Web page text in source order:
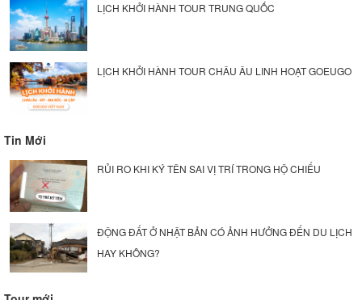
LỊCH KHỞI HÀNH TOUR TRUNG QUỐC
LỊCH KHỞI HÀNH TOUR CHÂU ÂU LINH HOẠT GOEUGO
Tin Mới
RỦI RO KHI KÝ TÊN SAI VỊ TRÍ TRONG HỘ CHIẾU
ĐỘNG ĐẤT Ở NHẬT BẢN CÓ ẢNH HƯỞNG ĐẾN DU LỊCH
HAY KHÔNG?